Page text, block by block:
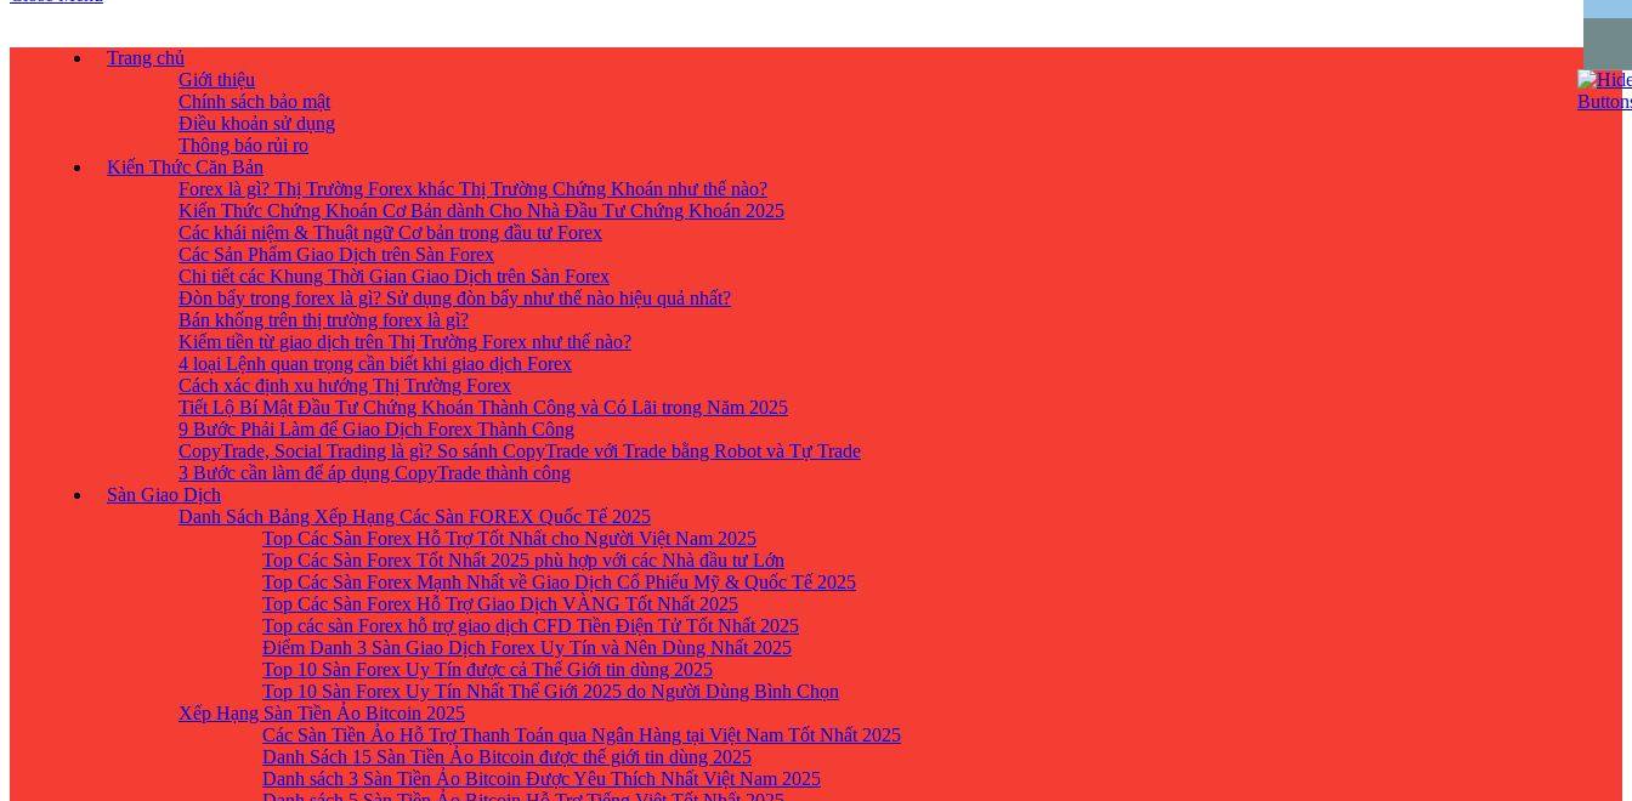
Trang chủ
Giới thiệu
Chính sách bảo mật
Điều khoản sử dụng
Thông báo rủi ro
Kiến Thức Căn Bản
Forex là gì? Thị Trường Forex khác Thị Trường Chứng Khoán như thế nào?
Kiến Thức Chứng Khoán Cơ Bản dành Cho Nhà Đầu Tư Chứng Khoán 2025
Các khái niệm & Thuật ngữ Cơ bản trong đầu tư Forex
Các Sản Phẩm Giao Dịch trên Sàn Forex
Chi tiết các Khung Thời Gian Giao Dịch trên Sàn Forex
Đòn bẩy trong forex là gì? Sử dụng đòn bẩy như thế nào hiệu quả nhất?
Bán khống trên thị trường forex là gì?
Kiếm tiền từ giao dịch trên Thị Trường Forex như thế nào?
4 loại Lệnh quan trọng cần biết khi giao dịch Forex
Cách xác định xu hướng Thị Trường Forex
Tiết Lộ Bí Mật Đầu Tư Chứng Khoán Thành Công và Có Lãi trong Năm 2025
9 Bước Phải Làm để Giao Dịch Forex Thành Công
CopyTrade, Social Trading là gì? So sánh CopyTrade với Trade bằng Robot và Tự Trade
3 Bước cần làm để áp dụng CopyTrade thành công
Sàn Giao Dịch
Danh Sách Bảng Xếp Hạng Các Sàn FOREX Quốc Tế 2025
Top Các Sàn Forex Hỗ Trợ Tốt Nhất cho Người Việt Nam 2025
Top Các Sàn Forex Tốt Nhất 2025 phù hợp với các Nhà đầu tư Lớn
Top Các Sàn Forex Mạnh Nhất về Giao Dịch Cổ Phiếu Mỹ & Quốc Tế 2025
Top Các Sàn Forex Hỗ Trợ Giao Dịch VÀNG Tốt Nhất 2025
Top các sàn Forex hỗ trợ giao dịch CFD Tiền Điện Tử Tốt Nhất 2025
Điểm Danh 3 Sàn Giao Dịch Forex Uy Tín và Nên Dùng Nhất 2025
Top 10 Sàn Forex Uy Tín được cả Thế Giới tin dùng 2025
Top 10 Sàn Forex Uy Tín Nhất Thế Giới 2025 do Người Dùng Bình Chọn
Xếp Hạng Sàn Tiền Ảo Bitcoin 2025
Các Sàn Tiền Ảo Hỗ Trợ Thanh Toán qua Ngân Hàng tại Việt Nam Tốt Nhất 2025
Danh Sách 15 Sàn Tiền Ảo Bitcoin được thế giới tin dùng 2025
Danh sách 3 Sàn Tiền Ảo Bitcoin Được Yêu Thích Nhất Việt Nam 2025